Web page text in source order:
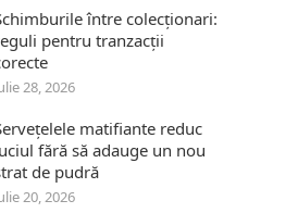
între colecționari:
pentru tranzacții
28, 2026
matifiante reduc
fără să adauge un nou
de pudră
20, 2026